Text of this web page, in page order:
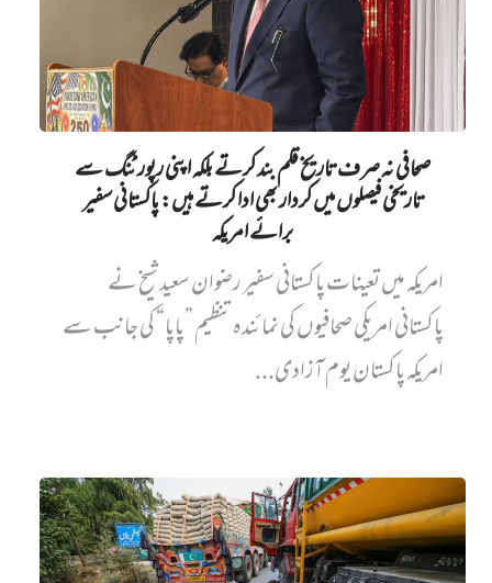
صحافی نہ صرف تاریخ قلم بند کرتے بلکہ اپنی رپورٹنگ سے
تاریخی فیصلوں میں کردار بھی ادا کرتے ہیں: پاکستانی سفیر
برائے امریکہ
امریکہ میں تعینات پاکستانی سفیر رضوان سعید شیخ نے
پاکستانی امریکی صحافیوں کی نمائندہ تنظیم ”پاپا“ کی جانب سے
امریکہ پاکستان یوم آزادی...